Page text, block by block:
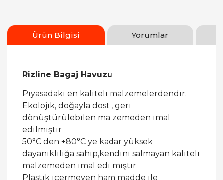
Ürün Bilgisi Yorumlar
Rizline Bagaj Havuzu
Piyasadaki en kaliteli malzemelerdendir.
Ekolojik, doğayla dost , geri
dönüştürülebilen malzemeden imal
edilmiştir
50°C den +80°C ye kadar yüksek
dayanıklılığa sahip,kendini salmayan kaliteli
malzemeden imal edilmiştir
Plastik içermeyen ham madde ile